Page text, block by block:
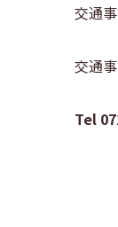
交通
交通
Tel